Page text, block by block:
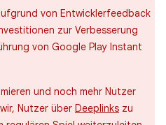
von Entwicklerfeedback
zur Verbesserung
von Google Play Instant
und noch mehr Nutzer
Nutzer über Deeplinks zu